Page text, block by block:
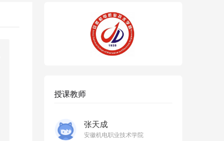
授课教师
张天成
安徽机电职业技术学院